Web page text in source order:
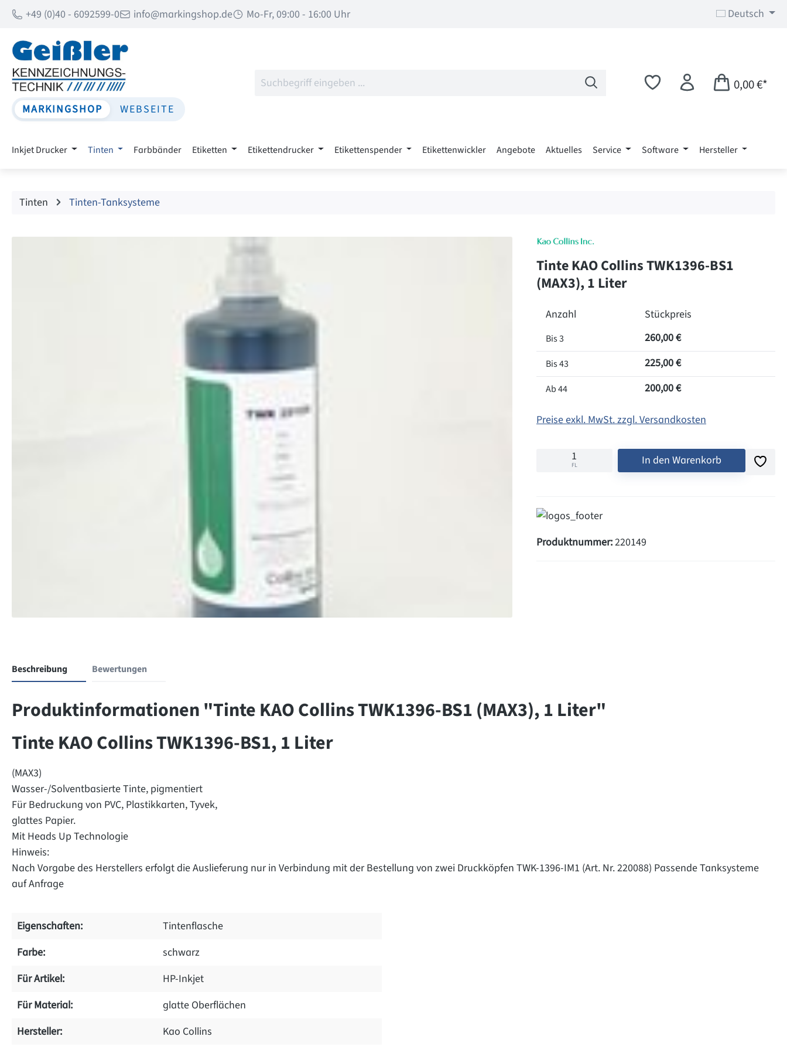
Hauptinhalt springen
Zur Suche springen
Zur Hauptnavigation springen
+49 (0)40 - 6092599-0 info@markingshop.de Mo-Fr, 09:00 - 16:00 Uhr Deutsch
MARKINGSHOP WEBSEITE
0,00 €*
Inkjet Drucker Tinten Farbbänder Etiketten Etikettendrucker Etikettenspender Etikettenwickler Angebote Aktuelles Service Software Hersteller
Tinten Tinten-Tanksysteme
Tinte KAO Collins TWK1396-BS1
(MAX3), 1 Liter
Anzahl Stückpreis
Bis3 260,00 €
Bis43 225,00 €
Ab44 200,00 €
Preise exkl. MwSt. zzgl. Versandkosten
FL In den Warenkorb
Produktnummer:220149
Beschreibung Bewertungen
Produktinformationen "Tinte KAO Collins TWK1396-BS1 (MAX3), 1 Liter"
Tinte KAO Collins TWK1396-BS1, 1 Liter
(MAX3)
Wasser-/Solventbasierte Tinte, pigmentiert
Für Bedruckung von PVC, Plastikkarten, Tyvek,
glattes Papier.
Mit Heads Up Technologie
Hinweis:
Nach Vorgabe des Herstellers erfolgt die Auslieferung nur in Verbindung mit der Bestellung von zwei Druckköpfen TWK-1396-IM1 (Art. Nr. 220088) Passende Tanksysteme
auf Anfrage
Eigenschaften:
Tintenflasche
Farbe:
schwarz
Für Artikel:
HP-Inkjet
Für Material:
glatte Oberflächen
Hersteller:
Kao Collins